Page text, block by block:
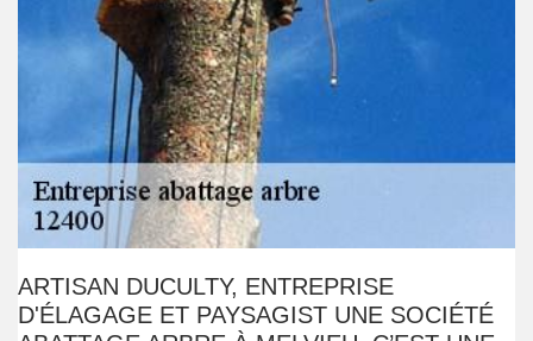
ARTISAN DUCULTY, ENTREPRISE
D'ÉLAGAGE ET PAYSAGIST UNE SOCIÉTÉ